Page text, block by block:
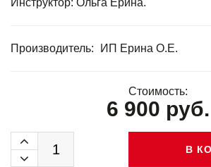
Инструктор: Ольга Ерина.
Производитель: ИП Ерина О.Е.
Стоимость:
6 900 руб.
В